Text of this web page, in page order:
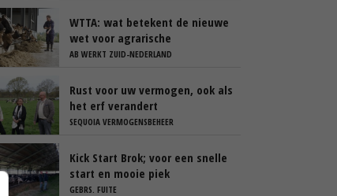
WTTA: wat betekent de nieuwe
wet voor agrarische
ondernemers die werken met
AB WERKT ZUID-NEDERLAND
Rust voor uw vermogen, ook als
het erf verandert
SEQUOIA VERMOGENSBEHEER
Kick Start Brok; voor een snelle
start en mooie piek
GEBRS. FUITE